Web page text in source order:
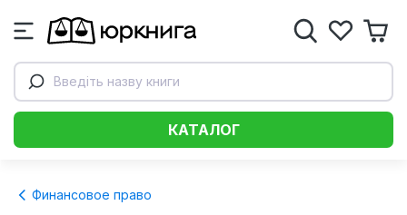
Введіть назву книги
КАТАЛОГ
Финансовое право